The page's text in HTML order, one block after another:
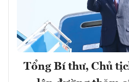
Tổng Bí thư, Chủ